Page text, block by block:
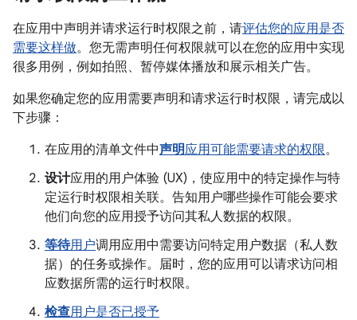
在应用中声明并请求运行时权限之前，请评估您的应用是否
需要这样做。您无需声明任何权限就可以在您的应用中实现
很多用例，例如拍照、暂停媒体播放和展示相关广告。
如果您确定您的应用需要声明和请求运行时权限，请完成以
下步骤：
在应用的清单文件中声明应用可能需要请求的权限。
设计应用的用户体验 (UX)，使应用中的特定操作与特
定运行时权限相关联。告知用户哪些操作可能会要求
他们向您的应用授予访问其私人数据的权限。
等待用户调用应用中需要访问特定用户数据（私人数
据）的任务或操作。届时，您的应用可以请求访问相
应数据所需的运行时权限。
检查用户是否已授予